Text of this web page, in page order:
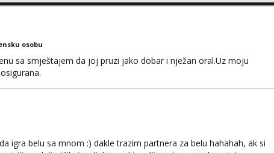
osobu
sa smještajem da joj pruzi jako dobar i nježan oral.Uz moju
igra belu sa mnom :) dakle trazim partnera za belu hahahah, ak si